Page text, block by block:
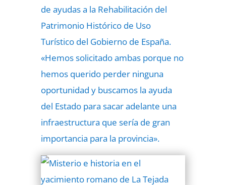
de ayudas a la Rehabilitación del
Patrimonio Histórico de Uso
Turístico del Gobierno de España.
«Hemos solicitado ambas porque no
hemos querido perder ninguna
oportunidad y buscamos la ayuda
del Estado para sacar adelante una
infraestructura que sería de gran
importancia para la provincia».